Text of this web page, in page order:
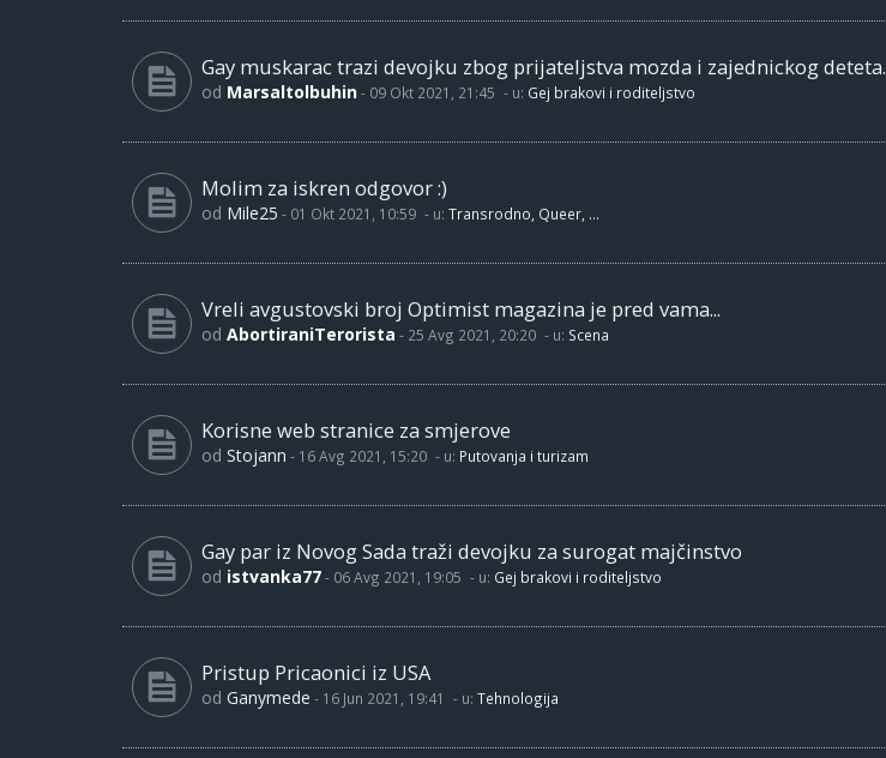
Gay muskarac trazi devojku zbog prijateljstva mozda i zajednickog deteta.
od Marsaltolbuhin- 09 Okt 2021, 21:45 - u: Gej brakovi i roditeljstvo
Molim za iskren odgovor :)
od Mile25 - 01 Okt 2021, 10:59 - u: Transrodno, Queer, ...
Vreli avgustovski broj Optimist magazina je pred vama...
od AbortiraniTerorista - 25 Avg 2021, 20:20 - u: Scena
Korisne web stranice za smjerove
od Stojann - 16 Avg 2021, 15:20 - u: Putovanja i turizam
Gay par iz Novog Sada traži devojku za surogat majčinstvo
od istvanka77- 06 Avg 2021, 19:05 - u: Gej brakovi i roditeljstvo
Pristup Pricaonici iz USA
od Ganymede - 16 Jun 2021, 19:41 - u: Tehnologija